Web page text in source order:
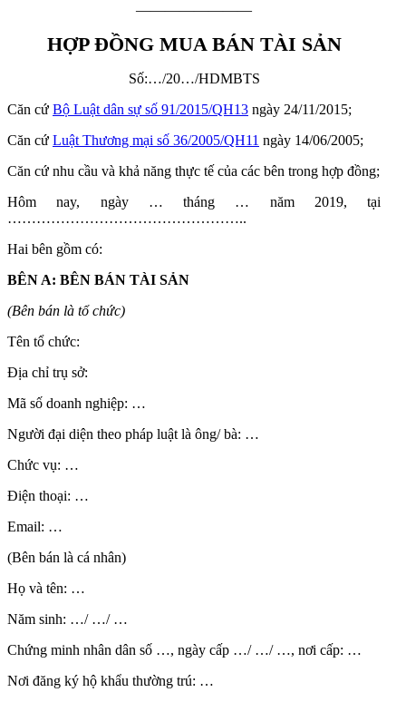
————————
HỢP ĐỒNG MUA BÁN TÀI SẢN
Số:…/20…/HDMBTS
Căn cứ Bộ Luật dân sự số 91/2015/QH13 ngày 24/11/2015;
Căn cứ Luật Thương mại số 36/2005/QH11 ngày 14/06/2005;
Căn cứ nhu cầu và khả năng thực tế của các bên trong hợp đồng;
Hôm nay, ngày … tháng … năm 2019, tại
…………………………………………..
Hai bên gồm có:
BÊN A: BÊN BÁN TÀI SẢN
(Bên bán là tổ chức)
Tên tổ chức:
Địa chỉ trụ sở:
Mã số doanh nghiệp: …
Người đại diện theo pháp luật là ông/ bà: …
Chức vụ: …
Điện thoại: …
Email: …
(Bên bán là cá nhân)
Họ và tên: …
Năm sinh: …/ …/ …
Chứng minh nhân dân số …, ngày cấp …/ …/ …, nơi cấp: …
Nơi đăng ký hộ khẩu thường trú: …